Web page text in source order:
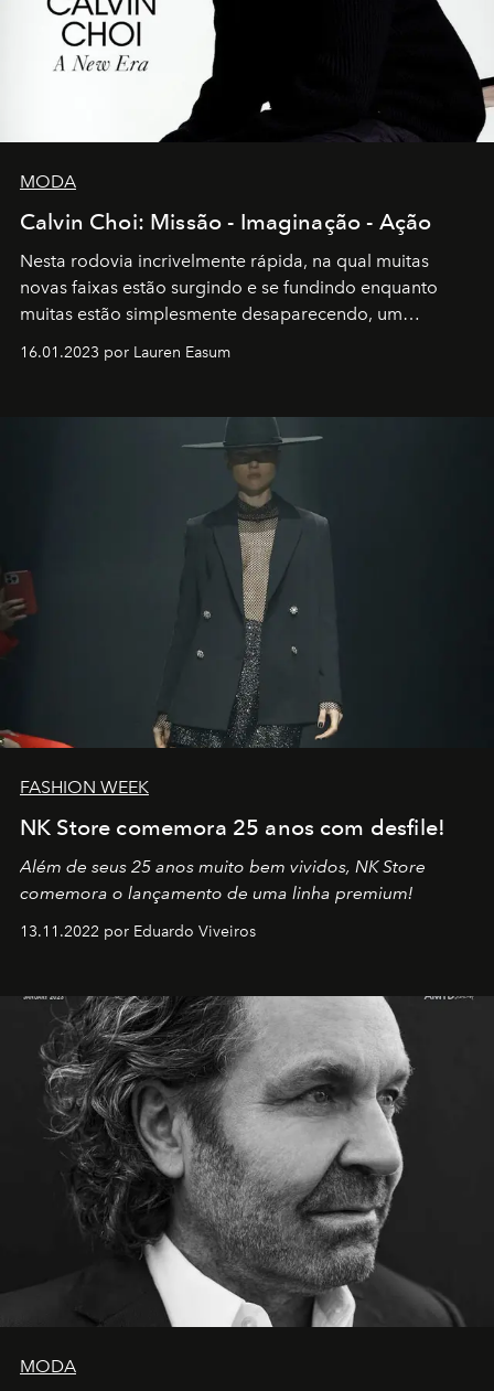
MODA
Calvin Choi: Missão - Imaginação - Ação
Nesta rodovia incrivelmente rápida, na qual muitas
novas faixas estão surgindo e se fundindo enquanto
muitas estão simplesmente desaparecendo, um
transportador AMTD abrindo caminho para muitos
por propósitos, com um claro senso de missão na vida e
16.01.2023 por Lauren Easum
FASHION WEEK
NK Store comemora 25 anos com desfile!
Além de seus 25 anos muito bem vividos, NK Store
comemora o lançamento de uma linha premium!
13.11.2022 por Eduardo Viveiros
MODA